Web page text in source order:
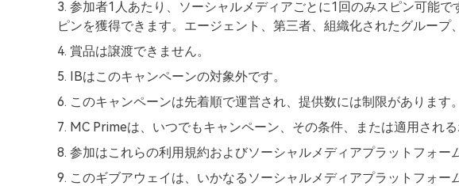
3. 参加者1人あたり、ソーシャルメディアごとに1回のみスピン可能
ピンを獲得できます。エージェント、第三者、組織化されたグルー
4. 賞品は譲渡できません。
5. IBはこのキャンペーンの対象外です。
6. このキャンペーンは先着順で運営され、提供数には制限があります。
7. MC Primeは、いつでもキャンペーン、その条件、または適用され
8. 参加はこれらの利用規約およびソーシャルメディアプラットフォー
9. このギブアウェイは、いかなるソーシャルメディアプラットフォ